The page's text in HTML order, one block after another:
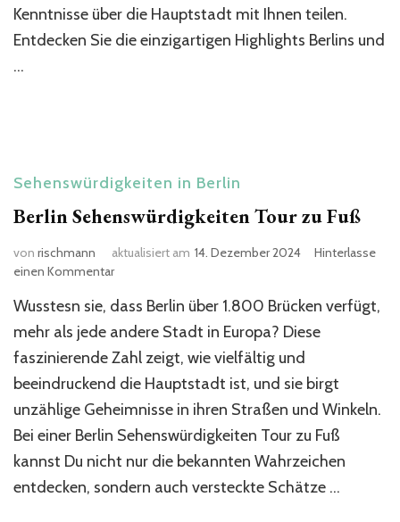
Kenntnisse über die Hauptstadt mit Ihnen teilen.
Entdecken Sie die einzigartigen Highlights Berlins und
…
Sehenswürdigkeiten in Berlin
Berlin Sehenswürdigkeiten Tour zu Fuß
von rischmann aktualisiert am 14. Dezember 2024
Hinterlasse
einen Kommentarzu
Sehenswürdigkeiten
Tour
Fuß
Wusstesn sie, dass Berlin über 1.800 Brücken verfügt,
mehr als jede andere Stadt in Europa? Diese
faszinierende Zahl zeigt, wie vielfältig und
beeindruckend die Hauptstadt ist, und sie birgt
unzählige Geheimnisse in ihren Straßen und Winkeln.
Bei einer Berlin Sehenswürdigkeiten Tour zu Fuß
kannst Du nicht nur die bekannten Wahrzeichen
entdecken, sondern auch versteckte Schätze …